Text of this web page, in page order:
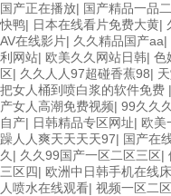
国产正在播放| 国产精品一品
快鸭| 日本在线看片免费大黄|
AV在线影片| 久久精品国产aa|
利网站| 欧美久久网站日韩| 色
区| 久久人人97超碰香蕉98|
把女人桶到喷白浆的软件免费 |
产女人高潮免费视频| 99久久
自产| 日韩精品专区网址| 欧美
躁人人爽天天天天97| 国产在
久 | 久久99国产一区二区三区|
三区四| 欧洲中日韩手机在线床
人喷水在线观看| 视频一区二